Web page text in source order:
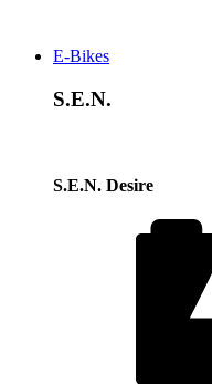
E-Bikes
S.E.N.
S.E.N. Desire